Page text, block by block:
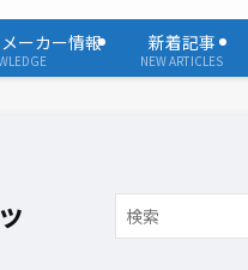
ーカー情報 新着記事
NEW ARTICLES